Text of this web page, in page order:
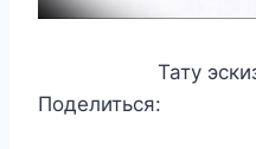
Тату
Поделиться: